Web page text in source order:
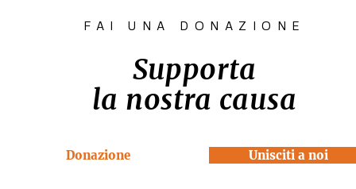
FAI UNA DONAZIONE
Supporta
la nostra causa
Donazione Unisciti a noi